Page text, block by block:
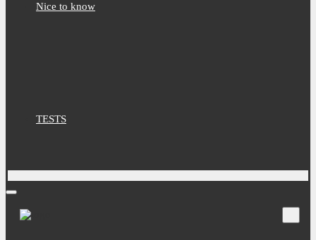
Nice to know
TESTS